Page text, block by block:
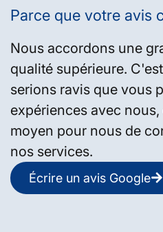
Parce que votre avis
Nous accordons une
qualité supérieure.
serions ravis que vous
expériences avec
moyen pour nous de
nos services.
Écrire un avis Google